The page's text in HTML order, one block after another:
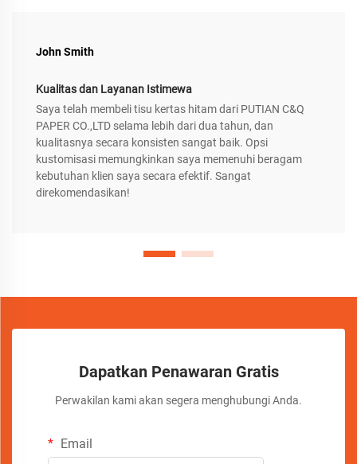
John Smith
Kualitas dan Layanan Istimewa
Saya telah membeli tisu kertas hitam dari PUTIAN C&Q
PAPER CO.,LTD selama lebih dari dua tahun, dan
kualitasnya secara konsisten sangat baik. Opsi
kustomisasi memungkinkan saya memenuhi beragam
kebutuhan klien saya secara efektif. Sangat
direkomendasikan!
Dapatkan Penawaran Gratis
Perwakilan kami akan segera menghubungi Anda.
Email